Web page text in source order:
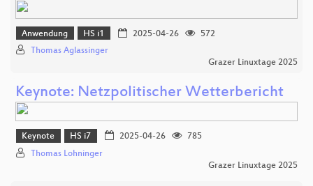
Anwendung HS i1 2025-04-26
572
Thomas Aglassinger
Grazer Linuxtage 2025
Keynote: Netzpolitischer Wetterbericht
Keynote HS i7 2025-04-26
785
Thomas Lohninger
Grazer Linuxtage 2025